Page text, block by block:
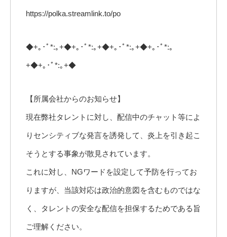
https://polka.streamlink.to/po
◆+｡･ﾟ*:｡+◆+｡･ﾟ*:｡+◆+｡･ﾟ*:｡+◆+｡･ﾟ*:｡
+◆+｡･ﾟ*:｡+◆
【所属会社からのお知らせ】
現在弊社タレントに対し、配信中のチャット等によ
りセンシティブな発言を誘発して、炎上を引き起こ
そうとする事象が散見されています。
これに対し、NGワードを設定して予防を行ってお
りますが、当該対応は政治的意図を含むものではな
く、タレントの安全な配信を担保するためである旨
ご理解ください。